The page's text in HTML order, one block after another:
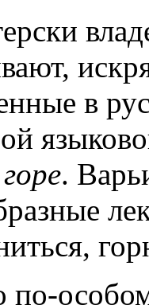
в
горе.
по-